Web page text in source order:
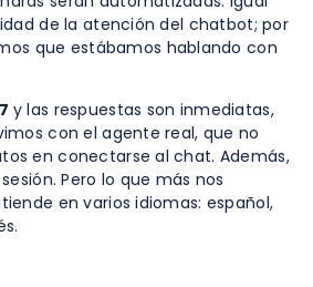
de la atención del chatbot; por
que estábamos hablando con
y las respuestas son inmediatas,
con el agente real, que no
en conectarse al chat. Además,
Pero lo que más nos
en varios idiomas: español,